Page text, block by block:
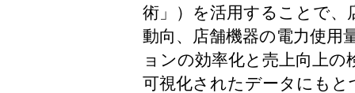
術」）を活用することで
動向、店舗機器の電力使用
ョンの効率化と売上向上
可視化されたデータにも